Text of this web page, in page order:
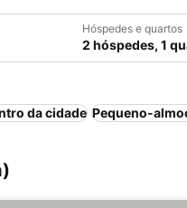
Hóspedes e quartos
2 hóspedes, 1
da cidade Pequeno-